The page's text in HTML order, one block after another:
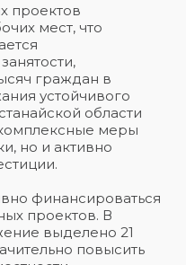
проектов
мест, что
граждан в
устойчивого
области
меры
но и активно
финансироваться
проектов. В
выделено 21
повысить